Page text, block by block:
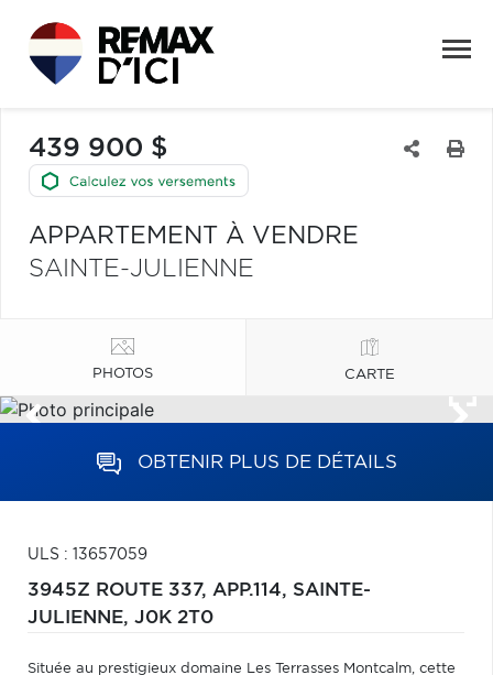
439 900 $
APPARTEMENT À VENDRE
SAINTE-JULIENNE
PHOTOS CARTE
OBTENIR PLUS DE DÉTAILS
ULS : 13657059
3945Z ROUTE 337, APP.114, SAINTE-
JULIENNE, J0K 2T0
Située au prestigieux domaine Les Terrasses Montcalm, cette